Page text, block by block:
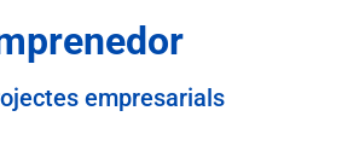
empresarials